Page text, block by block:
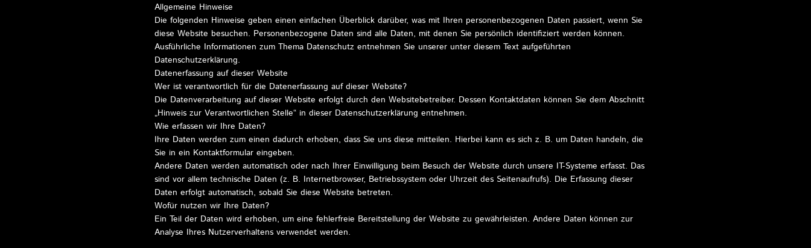
Allgemeine Hinweise
Die folgenden Hinweise geben einen einfachen Überblick darüber, was mit Ihren personenbezogenen Daten passiert, wenn Sie
diese Website besuchen. Personenbezogene Daten sind alle Daten, mit denen Sie persönlich identifiziert werden können.
Ausführliche Informationen zum Thema Datenschutz entnehmen Sie unserer unter diesem Text aufgeführten
Datenschutzerklärung.
Datenerfassung auf dieser Website
Wer ist verantwortlich für die Datenerfassung auf dieser Website?
Die Datenverarbeitung auf dieser Website erfolgt durch den Websitebetreiber. Dessen Kontaktdaten können Sie dem Abschnitt
„Hinweis zur Verantwortlichen Stelle“ in dieser Datenschutzerklärung entnehmen.
Wie erfassen wir Ihre Daten?
Ihre Daten werden zum einen dadurch erhoben, dass Sie uns diese mitteilen. Hierbei kann es sich z. B. um Daten handeln, die
Sie in ein Kontaktformular eingeben.
Andere Daten werden automatisch oder nach Ihrer Einwilligung beim Besuch der Website durch unsere IT-Systeme erfasst. Das
sind vor allem technische Daten (z. B. Internetbrowser, Betriebssystem oder Uhrzeit des Seitenaufrufs). Die Erfassung dieser
Daten erfolgt automatisch, sobald Sie diese Website betreten.
Wofür nutzen wir Ihre Daten?
Ein Teil der Daten wird erhoben, um eine fehlerfreie Bereitstellung der Website zu gewährleisten. Andere Daten können zur
Analyse Ihres Nutzerverhaltens verwendet werden.